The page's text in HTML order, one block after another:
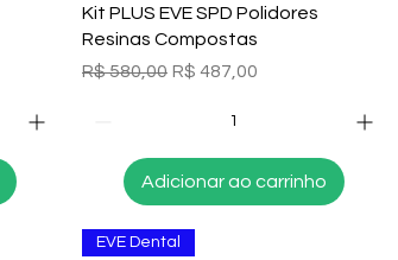
Visualização rápida
Kit PLUS EVE SPD Polidores
Resinas Compostas
Preço normal
R$ 580,00 Preço promocional
R$ 487,00
Adicionar ao carrinho
EVE Dental